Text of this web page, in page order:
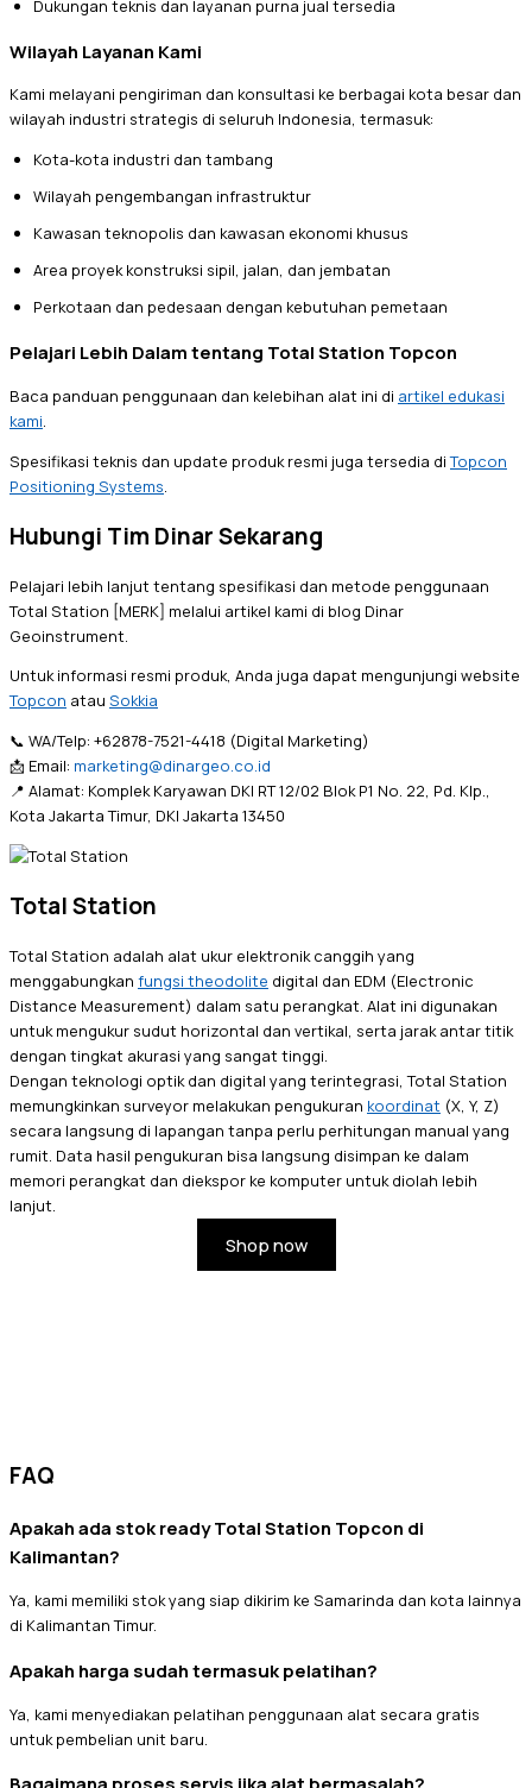
Dukungan teknis dan layanan purna jual tersedia
Wilayah Layanan Kami
Kami melayani pengiriman dan konsultasi ke berbagai kota besar dan
wilayah industri strategis di seluruh Indonesia, termasuk:
Kota-kota industri dan tambang
Wilayah pengembangan infrastruktur
Kawasan teknopolis dan kawasan ekonomi khusus
Area proyek konstruksi sipil, jalan, dan jembatan
Perkotaan dan pedesaan dengan kebutuhan pemetaan
Pelajari Lebih Dalam tentang Total Station Topcon
Baca panduan penggunaan dan kelebihan alat ini di artikel edukasi
kami.
Spesifikasi teknis dan update produk resmi juga tersedia diTopcon
Positioning Systems.
Hubungi Tim Dinar Sekarang
Pelajari lebih lanjut tentang spesifikasi dan metode penggunaan
Total Station [MERK] melalui artikel kami di blog Dinar
Geoinstrument.
Untuk informasi resmi produk, Anda juga dapat mengunjungi website
Topcon atau Sokkia
📞 WA/Telp: +62878-7521-4418 (Digital Marketing)
📩 Email: marketing@dinargeo.co.id
📍 Alamat: Komplek Karyawan DKI RT 12/02 Blok P1 No. 22, Pd. Klp.,
Kota Jakarta Timur, DKI Jakarta 13450
Total Station
Total Station adalah alat ukur elektronik canggih yang
menggabungkan fungsi theodolite digital dan EDM (Electronic
Distance Measurement) dalam satu perangkat. Alat ini digunakan
untuk mengukur sudut horizontal dan vertikal, serta jarak antar titik
dengan tingkat akurasi yang sangat tinggi.
Dengan teknologi optik dan digital yang terintegrasi, Total Station
memungkinkan surveyor melakukan pengukuran koordinat (X, Y, Z)
secara langsung di lapangan tanpa perlu perhitungan manual yang
rumit. Data hasil pengukuran bisa langsung disimpan ke dalam
memori perangkat dan diekspor ke komputer untuk diolah lebih
lanjut.
Shop now
FAQ
Apakah ada stok ready Total Station Topcon di
Kalimantan?
Ya, kami memiliki stok yang siap dikirim ke Samarinda dan kota lainnya
di Kalimantan Timur.
Apakah harga sudah termasuk pelatihan?
Ya, kami menyediakan pelatihan penggunaan alat secara gratis
untuk pembelian unit baru.